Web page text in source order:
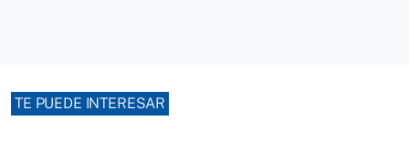
TE PUEDE INTERESAR